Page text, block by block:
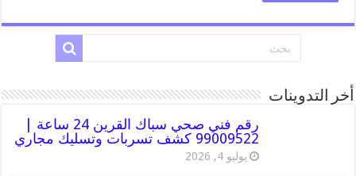
أخر التدوينات
رقم فني صحي سباك القرين 24 ساعة |
99009522 كشف تسربات وتسليك مجاري
يوليو 4, 2026